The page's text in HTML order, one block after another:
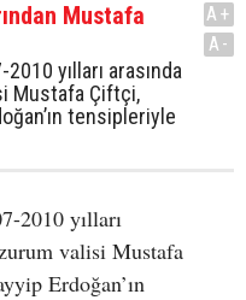
Mustafa
yılları arasında
Mustafa Çiftçi,
tensipleriyle
A+
A-
2010 yılları
valisi Mustafa
Erdoğan’ın